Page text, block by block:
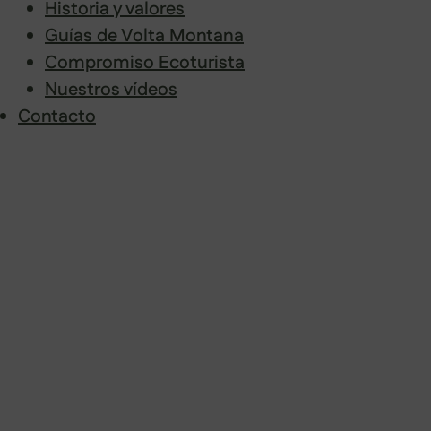
Historia y valores
Guías de Volta Montana
Compromiso Ecoturista
Nuestros vídeos
Contacto